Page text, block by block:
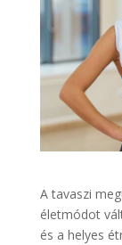
A tavaszi
életmódot
és a helyes